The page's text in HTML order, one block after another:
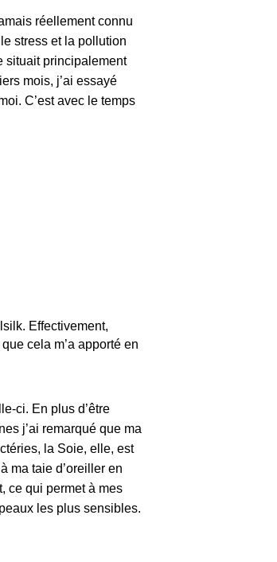
réellement connu
stress et la pollution
situait principalement
mois, j’ai essayé
C’est avec le temps
Effectivement,
cela m’a apporté en
ci. En plus d’être
j’ai remarqué que ma
la Soie, elle, est
ma taie d’oreiller en
ce qui permet à mes
les plus sensibles.